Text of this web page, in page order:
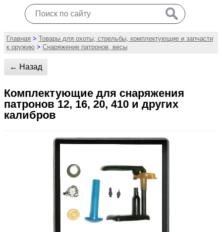
Главная > Товары для охоты, стрельбы, комплектующие и запчасти
к оружию > Снаряжение патронов, весы
← Назад
Комплектующие для снаряжения
патронов 12, 16, 20, 410 и других
калибров